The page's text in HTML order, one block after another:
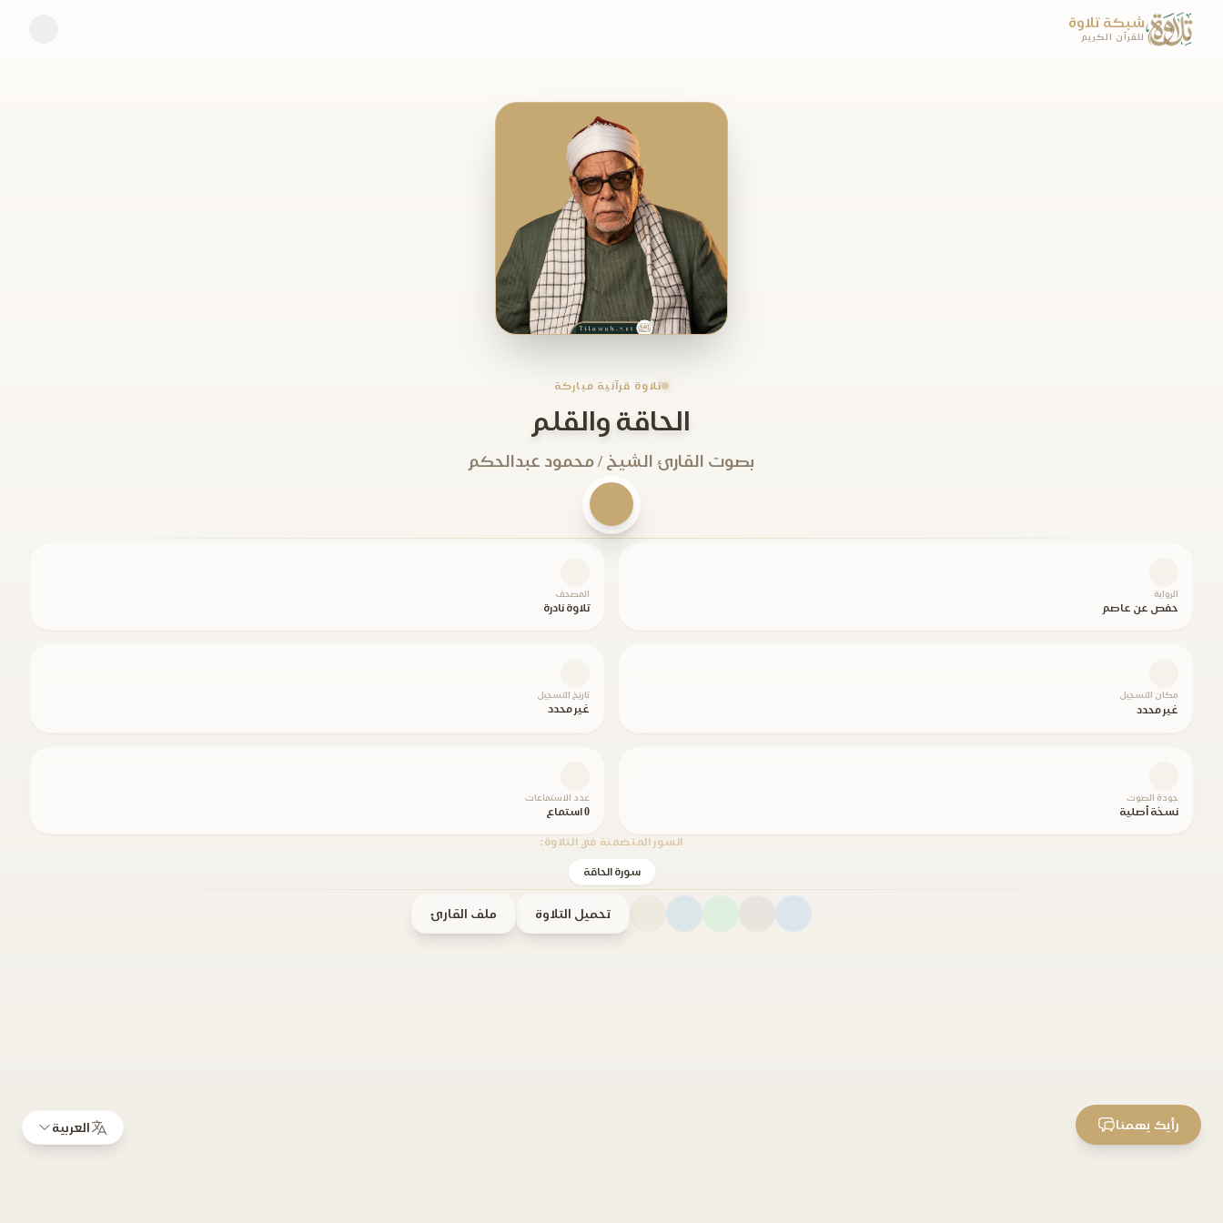
شبكة تلاوة
للقرآن الكريم
تلاوة قرآنية مباركة
الحاقة والقلم
بصوت القارئ الشيخ / محمود عبدالحكم
الرواية
حفص عن عاصم
المصحف
تلاوة نادرة
مكان التسجيل
غير محدد
تاريخ التسجيل
غير محدد
جودة الصوت
نسخة أصلية
عدد الاستماعات
0 استماع
السور المتضمنة في التلاوة:
سورة الحاقة
تحميل التلاوة ملف القارئ
العربية رأيك يهمنا